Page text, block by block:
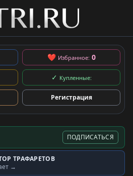
❤ Избранное: 0
✓ Купленные:
Регистрация
ПОДПИСАТЬСЯ
ТРАФАРЕТОВ
→